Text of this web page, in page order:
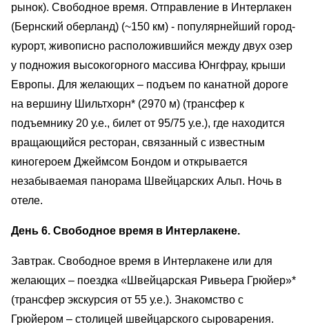
рынок). Свободное время. Отправление в Интерлакен
(Бернский оберланд) (~150 км) - популярнейший город-
курорт, живописно расположившийся между двух озер
у подножия высокогорного массива Юнгфрау, крыши
Европы. Для желающих – подъем по канатной дороге
на вершину Шильтхорн* (2970 м) (трансфер к
подъемнику 20 у.е., билет от 95/75 у.е.), где находится
вращающийся ресторан, связанный с известным
киногероем Джеймсом Бондом и открывается
незабываемая панорама Швейцарских Альп. Ночь в
отеле.
День 6. Свободное время в Интерлакене.
Завтрак. Свободное время в Интерлакене или для
желающих – поездка «Швейцарская Ривьера Грюйер»*
(трансфер экскурсия от 55 у.е.). Знакомство с
Грюйером – столицей швейцарского сыроварения.